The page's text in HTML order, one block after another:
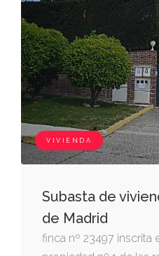
VIVIENDA
Subasta de
de Madrid
finca nº 23497 inscrita